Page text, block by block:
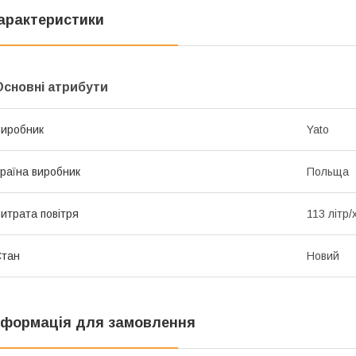
атрибути
Yato
виробник Польща
повітря 113 літр/
Новий
для замовлення